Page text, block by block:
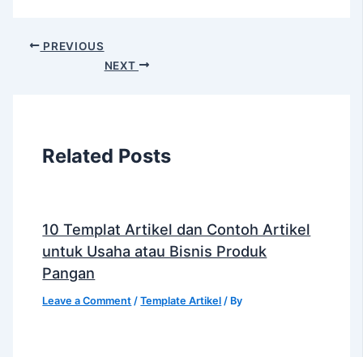
PREVIOUS
NEXT
Related Posts
10 Templat Artikel dan Contoh Artikel
untuk Usaha atau Bisnis Produk
Pangan
Leave a Comment /Template Artikel / By